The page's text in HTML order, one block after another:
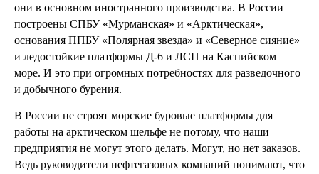
они в основном иностранного производства. В России
построены СПБУ «Мурманская» и «Арктическая»,
основания ППБУ «Полярная звезда» и «Северное сияние»
и ледостойкие платформы Д-6 и ЛСП на Каспийском
море. И это при огромных потребностях для разведочного
и добычного бурения.
В России не строят морские буровые платформы для
работы на арктическом шельфе не потому, что наши
предприятия не могут этого делать. Могут, но нет заказов.
Ведь руководители нефтегазовых компаний понимают, что